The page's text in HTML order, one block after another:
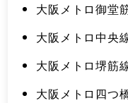
大阪メトロ御堂
大阪メトロ中央
大阪メトロ堺筋
大阪メトロ四つ